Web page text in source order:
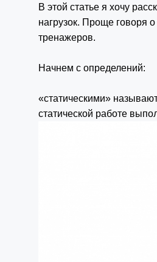
В этой статье я хочу
нагрузок. Проще говоря
тренажеров.
Начнем с определений:
«статическими»
статической работе